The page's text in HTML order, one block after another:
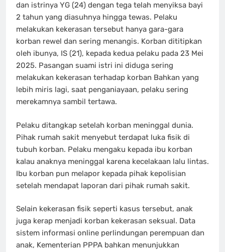
dan istrinya YG (24) dengan tega telah menyiksa bayi
2 tahun yang diasuhnya hingga tewas. Pelaku
melakukan kekerasan tersebut hanya gara-gara
korban rewel dan sering menangis. Korban dititipkan
oleh ibunya, IS (21), kepada kedua pelaku pada 23 Mei
2025. Pasangan suami istri ini diduga sering
melakukan kekerasan terhadap korban Bahkan yang
lebih miris lagi, saat penganiayaan, pelaku sering
merekamnya sambil tertawa.
Pelaku ditangkap setelah korban meninggal dunia.
Pihak rumah sakit menyebut terdapat luka fisik di
tubuh korban. Pelaku mengaku kepada ibu korban
kalau anaknya meninggal karena kecelakaan lalu lintas.
Ibu korban pun melapor kepada pihak kepolisian
setelah mendapat laporan dari pihak rumah sakit.
Selain kekerasan fisik seperti kasus tersebut, anak
juga kerap menjadi korban kekerasan seksual. Data
sistem informasi online perlindungan perempuan dan
anak, Kementerian PPPA bahkan menunjukkan